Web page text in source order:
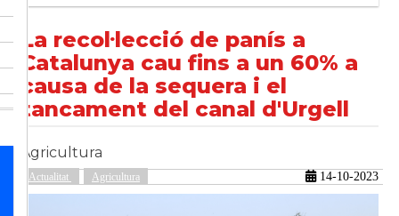
La recol·lecció de panís a
Catalunya cau fins a un 60% a
causa de la sequera i el
tancament del canal d'Urgell
Agricultura
Actualitat Agricultura 14-10-2023